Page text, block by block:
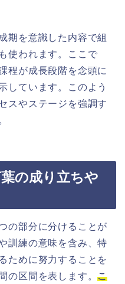
期を意識した内容で組
使われます。ここで
程が成長段階を念頭に
しています。このよう
スやステージを強調す
の成り立ちや
の部分に分けることが
訓練の意味を含み、特
ために努力することを
の区間を表します。こ